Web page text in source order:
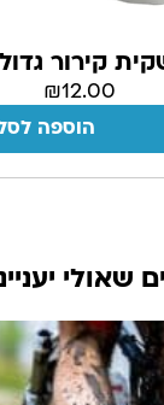
קירור
₪12.00
הוספה
שאולי